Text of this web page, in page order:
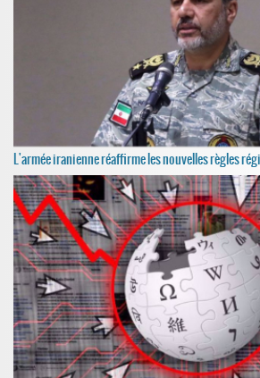
L'armée iranienne réaffirme les nouvelles règles